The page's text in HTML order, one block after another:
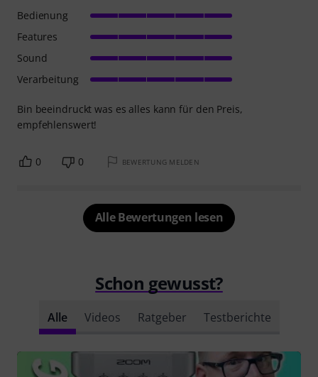
Bin beeindruckt was es alles kann für den Preis,
empfehlenswert!
Bedienung
Features
Sound
Verarbeitung
0 0 BEWERTUNG MELDEN
Alle Bewertungen lesen
Schon gewusst?
Alle Videos Ratgeber Testberichte